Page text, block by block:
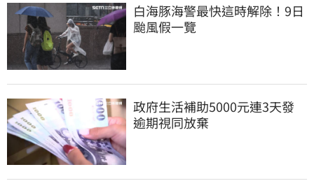
白海豚海警最快這時解除！9日
颱風假一覽
政府生活補助5000元連3天發
逾期視同放棄